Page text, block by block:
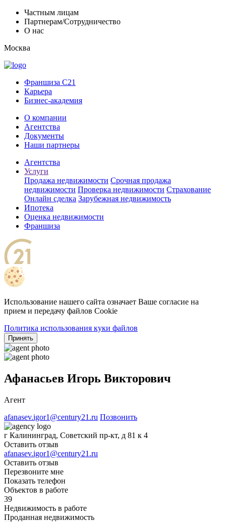
Частным лицам
Партнерам/Сотрудничество
О нас
Москва
Франшиза C21
Карьера
Бизнес-академия
О компании
Агентства
Документы
Наши партнеры
Агентства
Услуги
Продажа недвижимости Срочная продажа
недвижимости Проверка недвижимости Страхование
Онлайн сделка Зарубежная недвижимость
Ипотека
Оценка недвижимости
Франшиза
Использование нашего сайта означает Ваше согласие на
прием и передачу файлов Cookie
Политика использования куки файлов
Принять
Афанасьев Игорь Викторович
Агент
afanasev.igor1@century21.ru Позвонить
г Калининград, Советский пр-кт, д 81 к 4
Оставить отзыв
afanasev.igor1@century21.ru
Оставить отзыв
Перезвоните мне
Показать телефон
Объектов в работе
39
Недвижимость в работе
Проданная недвижимость